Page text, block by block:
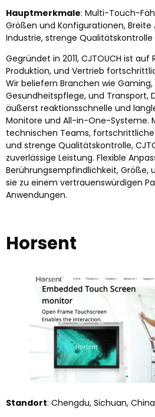
Hauptmerkmale: Multi-Touch-
Größen und Konfigurationen,
Industrie, strenge Qualitätskontrolle
Gegründet in 2011, CJTOUCH ist auf
Produktion, und Vertrieb
Wir beliefern Branchen wie Gaming,
Gesundheitspflege, und Transport,
äußerst reaktionsschnelle und
Monitore und All-in-One-Systeme.
technischen Teams,
und strenge Qualitätskontrolle,
zuverlässige Leistung. Flexible
Berührungsempfindlichkeit, Größe,
sie zu einem vertrauenswürdigen
Anwendungen.
Horsent
Standort: Chengdu, Sichuan, China